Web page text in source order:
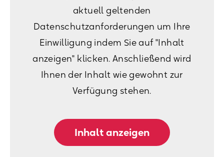
aktuell geltenden
Datenschutzanforderungen um Ihre
Einwilligung indem Sie auf "Inhalt
anzeigen" klicken. Anschließend wird
Ihnen der Inhalt wie gewohnt zur
Verfügung stehen.
Inhalt anzeigen